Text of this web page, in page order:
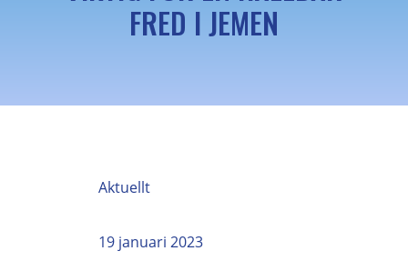
FRED I JEMEN
Aktuellt
19 januari 2023